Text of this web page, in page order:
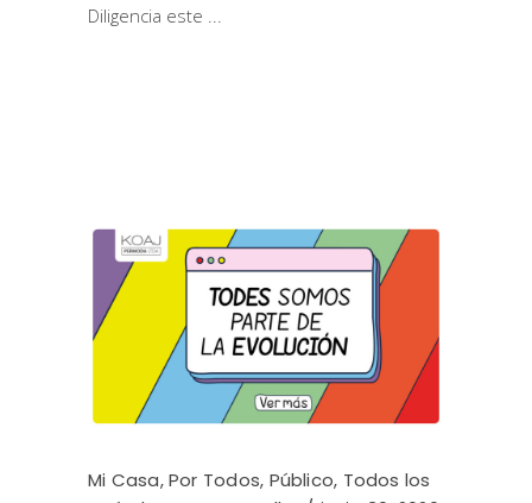
Diligencia este
Mi Casa,Por Todos, Público, Todos los